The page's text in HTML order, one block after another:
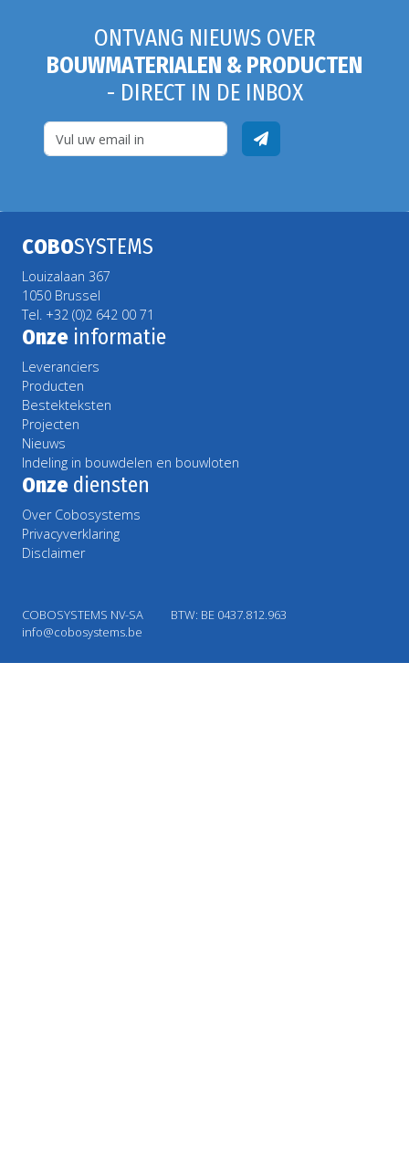
ONTVANG NIEUWS OVER
BOUWMATERIALEN & PRODUCTEN
- DIRECT IN DE INBOX
COBOSYSTEMS
Louizalaan 367
1050 Brussel
Tel. +32 (0)2 642 00 71
Onze informatie
Leveranciers
Producten
Bestekteksten
Projecten
Nieuws
Indeling in bouwdelen en bouwloten
Onze diensten
Over Cobosystems
Privacyverklaring
Disclaimer
COBOSYSTEMS NV-SA
BTW: BE 0437.812.963
info@cobosystems.be